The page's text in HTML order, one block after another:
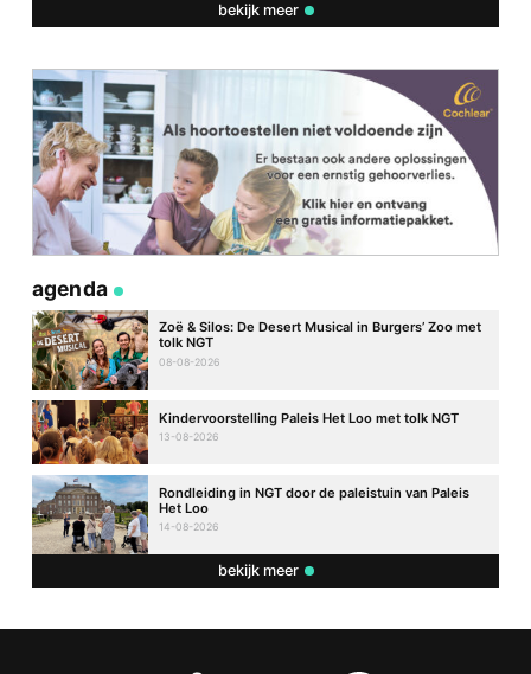
bekijk meer
agenda
Zoë & Silos: De Desert Musical in Burgers’ Zoo met
tolk NGT
08-08-2026
Kindervoorstelling Paleis Het Loo met tolk NGT
13-08-2026
Rondleiding in NGT door de paleistuin van Paleis
Het Loo
14-08-2026
bekijk meer